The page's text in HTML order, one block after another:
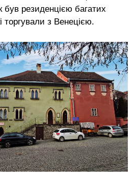
був резиденцією багатих
торгували з Венецією.